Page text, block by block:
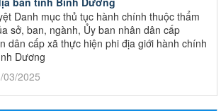
Danh mục thủ tục hành chính thuộc thẩm
sở, ban, ngành, Ủy ban nhân dân cấp
dân cấp xã thực hiện phi địa giới hành chính
Dương
03/2025